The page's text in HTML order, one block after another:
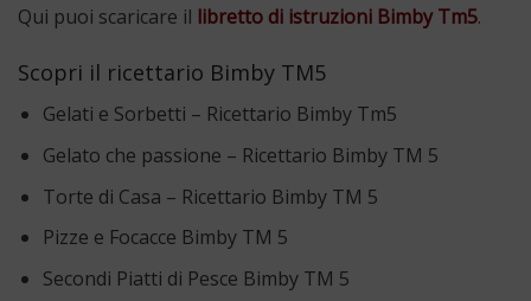
Qui puoi scaricare il libretto di istruzioni Bimby Tm5.
Scopri il ricettario Bimby TM5
Gelati e Sorbetti – Ricettario Bimby Tm5
Gelato che passione – Ricettario Bimby TM 5
Torte di Casa – Ricettario Bimby TM 5
Pizze e Focacce Bimby TM 5
Secondi Piatti di Pesce Bimby TM 5